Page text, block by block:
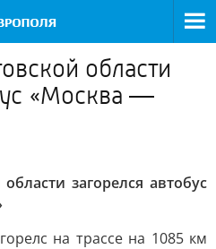
области
«Москва —
загорелся автобус
на трассе на 1085 км